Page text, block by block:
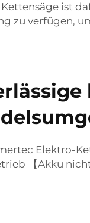
ist
zu verfügen,
Elektro-
【Akku nicht